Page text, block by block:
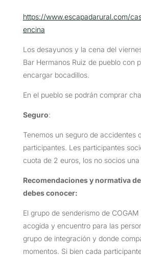
https://www.escapadarural.com/
encina
Los desayunos y la cena del
Bar Hermanos Ruiz de pueblo con
encargar bocadillos.
En el pueblo se podrán comprar
Seguro:
Tenemos un seguro de accidentes
participantes. Les participantes
cuota de 2 euros, los no socios
Recomendaciones y normativa
debes conocer:
El grupo de senderismo de
acogida y encuentro para las
grupo de integración y donde
momentos. Si bien cada